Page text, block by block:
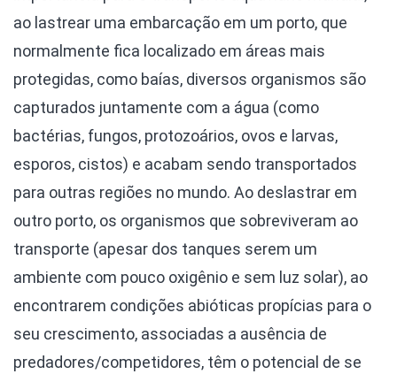
ao lastrear uma embarcação em um porto, que
normalmente fica localizado em áreas mais
protegidas, como baías, diversos organismos são
capturados juntamente com a água (como
bactérias, fungos, protozoários, ovos e larvas,
esporos, cistos) e acabam sendo transportados
para outras regiões no mundo. Ao deslastrar em
outro porto, os organismos que sobreviveram ao
transporte (apesar dos tanques serem um
ambiente com pouco oxigênio e sem luz solar), ao
encontrarem condições abióticas propícias para o
seu crescimento, associadas a ausência de
predadores/competidores, têm o potencial de se